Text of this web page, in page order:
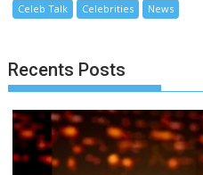
Celeb Talk Celebrities News
Recents Posts